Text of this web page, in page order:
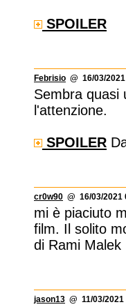
SPOILER
Febrisio @ 16/03/
Sembra quasi
l'attenzione.
SPOILER
cr0w90 @ 16/03/2021
mi è piaciuto
film. Il solito
di Rami
jason13 @ 11/03/